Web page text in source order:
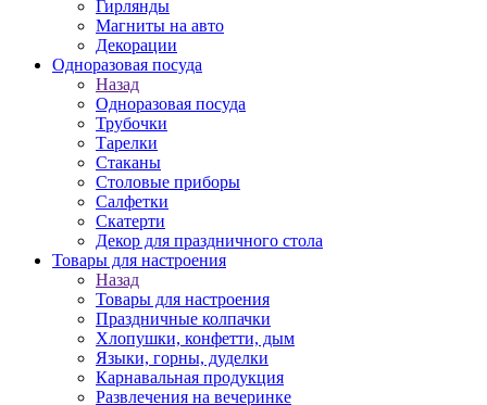
Гирлянды
Магниты на авто
Декорации
Одноразовая посуда
Назад
Одноразовая посуда
Трубочки
Тарелки
Стаканы
Столовые приборы
Салфетки
Скатерти
Декор для праздничного стола
Товары для настроения
Назад
Товары для настроения
Праздничные колпачки
Хлопушки, конфетти, дым
Языки, горны, дуделки
Карнавальная продукция
Развлечения на вечеринке